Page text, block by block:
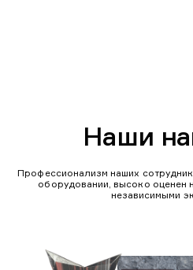
Наши
Профессионализм наших
оборудовании, высоко оценен
независимыми